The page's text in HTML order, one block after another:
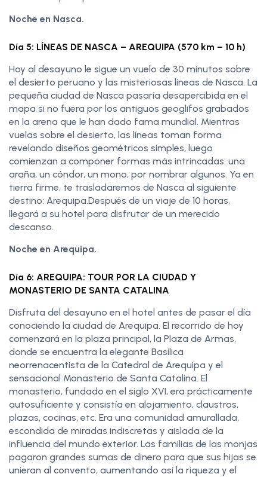
Noche en Nasca.
Día 5: LÍNEAS DE NASCA – AREQUIPA (570 km – 10 h)
Hoy al desayuno le sigue un vuelo de 30 minutos sobre
el desierto peruano y las misteriosas líneas de Nasca. La
pequeña ciudad de Nasca pasaría desapercibida en el
mapa si no fuera por los antiguos geoglifos grabados
en la arena que le han dado fama mundial. Mientras
vuelas sobre el desierto, las líneas toman forma
revelando diseños geométricos simples, luego
comienzan a componer formas más intrincadas: una
araña, un cóndor, un mono, por nombrar algunos. Ya en
tierra firme, te trasladaremos de Nasca al siguiente
destino: Arequipa.Después de un viaje de 10 horas,
llegará a su hotel para disfrutar de un merecido
descanso.
Noche en Arequipa.
Día 6: AREQUIPA: TOUR POR LA CIUDAD Y
MONASTERIO DE SANTA CATALINA
Disfruta del desayuno en el hotel antes de pasar el día
conociendo la ciudad de Arequipa. El recorrido de hoy
comenzará en la plaza principal, la Plaza de Armas,
donde se encuentra la elegante Basílica
neorrenacentista de la Catedral de Arequipa y el
sensacional Monasterio de Santa Catalina. El
monasterio, fundado en el siglo XVI, era prácticamente
autosuficiente y consistía en alojamiento, claustros,
plazas, cocinas, etc. Era una comunidad amurallada,
escondida de miradas indiscretas y aislada de la
influencia del mundo exterior. Las familias de las monjas
pagaron grandes sumas de dinero para que sus hijas se
unieran al convento, aumentando así la riqueza y el